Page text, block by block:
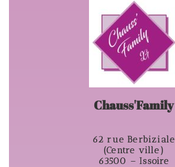
Chauss'Family
62 rue Berbiziale
(Centre ville)
63500 – Issoire